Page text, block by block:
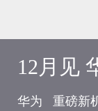
12月见
华为 重磅新